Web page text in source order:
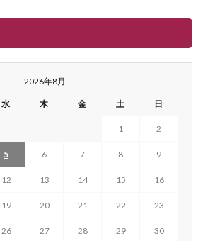
2026年8月
水 木 金 土 日
1 2
5 6 7 8 9
12 13 14 15 16
19 20 21 22 23
26 27 28 29 30